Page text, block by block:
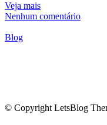
Veja mais
Nenhum comentário
Blog
© Copyright LetsBlog